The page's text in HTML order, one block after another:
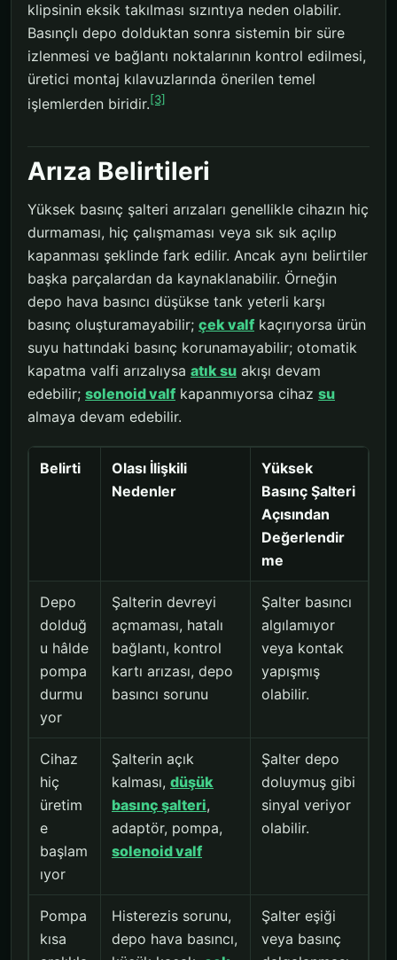
klipsinin eksik takılması sızıntıya neden olabilir.
Basınçlı depo dolduktan sonra sistemin bir süre
izlenmesi ve bağlantı noktalarının kontrol edilmesi,
üretici montaj kılavuzlarında önerilen temel
işlemlerden biridir.[3]
Arıza Belirtileri
Yüksek basınç şalteri arızaları genellikle cihazın hiç
durmaması, hiç çalışmaması veya sık sık açılıp
kapanması şeklinde fark edilir. Ancak aynı belirtiler
başka parçalardan da kaynaklanabilir. Örneğin
depo hava basıncı düşükse tank yeterli karşı
basınç oluşturamayabilir; çek valf kaçırıyorsa ürün
suyu hattındaki basınç korunamayabilir; otomatik
kapatma valfi arızalıysa atık su akışı devam
edebilir; solenoid valf kapanmıyorsa cihaz su
almaya devam edebilir.
Belirti
Olası İlişkili
Nedenler
Yüksek
Basınç Şalteri
Açısından
Değerlendir
me
Depo
dolduğ
u hâlde
pompa
durmu
yor
Şalterin devreyi
açmaması, hatalı
bağlantı, kontrol
kartı arızası, depo
basıncı sorunu
Şalter basıncı
algılamıyor
veya kontak
yapışmış
olabilir.
Cihaz
hiç
üretim
e
başlam
ıyor
Şalterin açık
kalması, düşük
basınç şalteri,
adaptör, pompa,
solenoid valf
Şalter depo
doluymuş gibi
sinyal veriyor
olabilir.
Pompa
kısa
Histerezis sorunu,
depo hava basıncı,
Şalter eşiği
veya basınç